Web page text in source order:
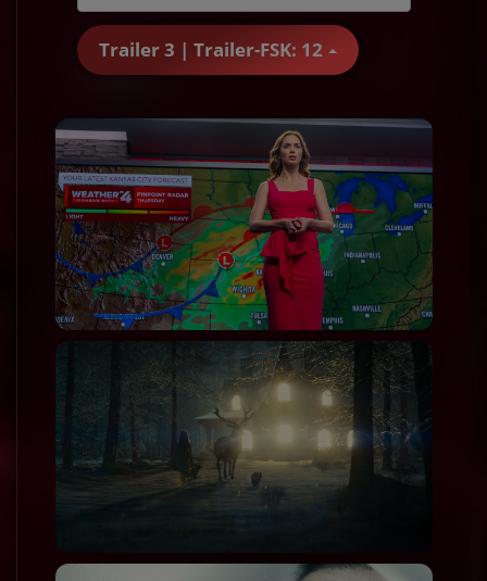
Trailer 3 | Trailer-FSK: 12